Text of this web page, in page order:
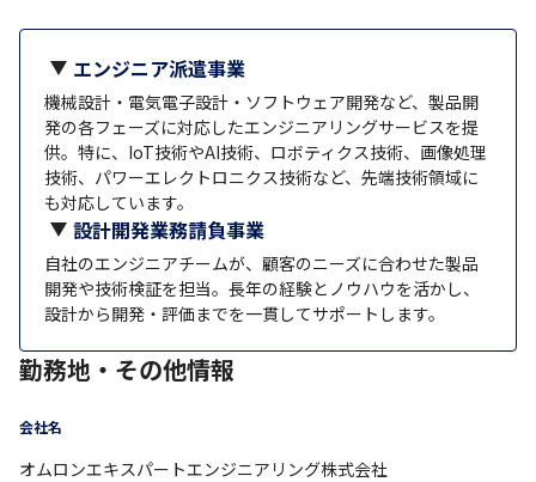
エンジニア派遣事業
機械設計・電気電子設計・ソフトウェア開発など、製品開
発の各フェーズに対応したエンジニアリングサービスを提
供。特に、IoT技術やAI技術、ロボティクス技術、画像処理
技術、パワーエレクトロニクス技術など、先端技術領域に
も対応しています。
設計開発業務請負事業
自社のエンジニアチームが、顧客のニーズに合わせた製品
開発や技術検証を担当。長年の経験とノウハウを活かし、
設計から開発・評価までを一貫してサポートします。
勤務地・その他情報
会社名
オムロンエキスパートエンジニアリング株式会社